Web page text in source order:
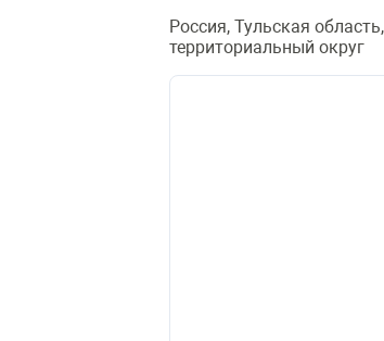
Россия, Тульская
территориальный округ